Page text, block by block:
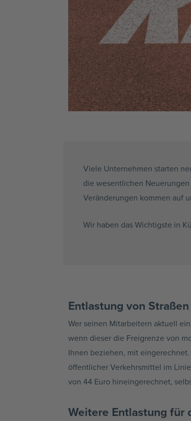
Viele Unternehmen starten
die wesentlichen
Veränderungen kommen auf
Wir haben das Wichtigste in
Entlastung von
Wer seinen Mitarbeitern aktuell
wenn dieser die Freigrenze von
Ihnen beziehen, mit
öffentlicher Verkehrsmittel im
von 44 Euro hineingerechnet,
Weitere Entlastung für